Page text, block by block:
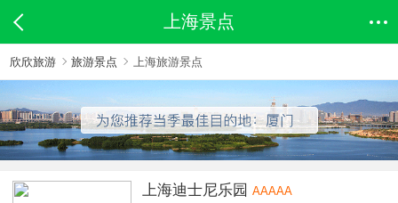
上海景点
欣欣旅游 旅游景点 上海旅游景点
上海迪士尼乐园 AAAAA